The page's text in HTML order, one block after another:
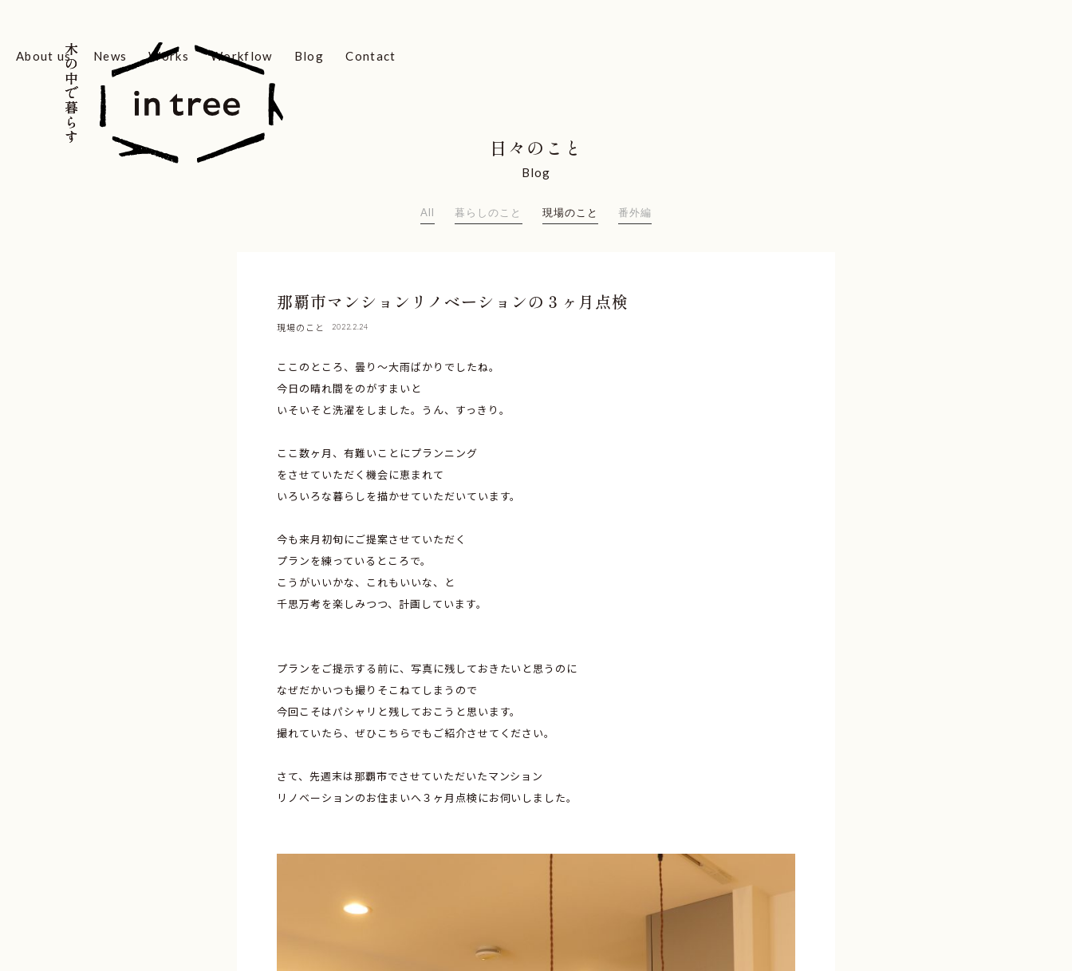
木の中で暮らす
木の中で暮らす
About us News Works Workflow Blog Contact
日々のこと
Blog
All 暮らしのこと 現場のこと 番外編
那覇市マンションリノベーションの３ヶ月点検
現場のこと 2022.2.24
ここのところ、曇り～大雨ばかりでしたね。
今日の晴れ間をのがすまいと
いそいそと洗濯をしました。うん、すっきり。
ここ数ヶ月、有難いことにプランニング
をさせていただく機会に恵まれて
いろいろな暮らしを描かせていただいています。
今も来月初旬にご提案させていただく
プランを練っているところで。
こうがいいかな、これもいいな、と
千思万考を楽しみつつ、計画しています。
プランをご提示する前に、写真に残しておきたいと思うのに
なぜだかいつも撮りそこねてしまうので
今回こそはパシャリと残しておこうと思います。
撮れていたら、ぜひこちらでもご紹介させてください。
さて、先週末は那覇市でさせていただいたマンション
リノベーションのお住まいへ３ヶ月点検にお伺いしました。